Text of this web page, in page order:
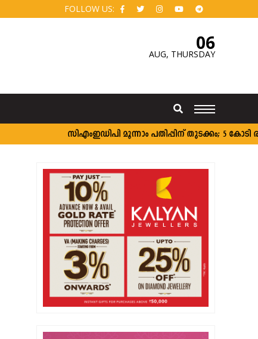
FOLLOW US:
06
AUG, THURSDAY
സി‌എംഇഡിപി മൂന്നാം പതിപ്പിന് തുടക്കം; 5 കോടി